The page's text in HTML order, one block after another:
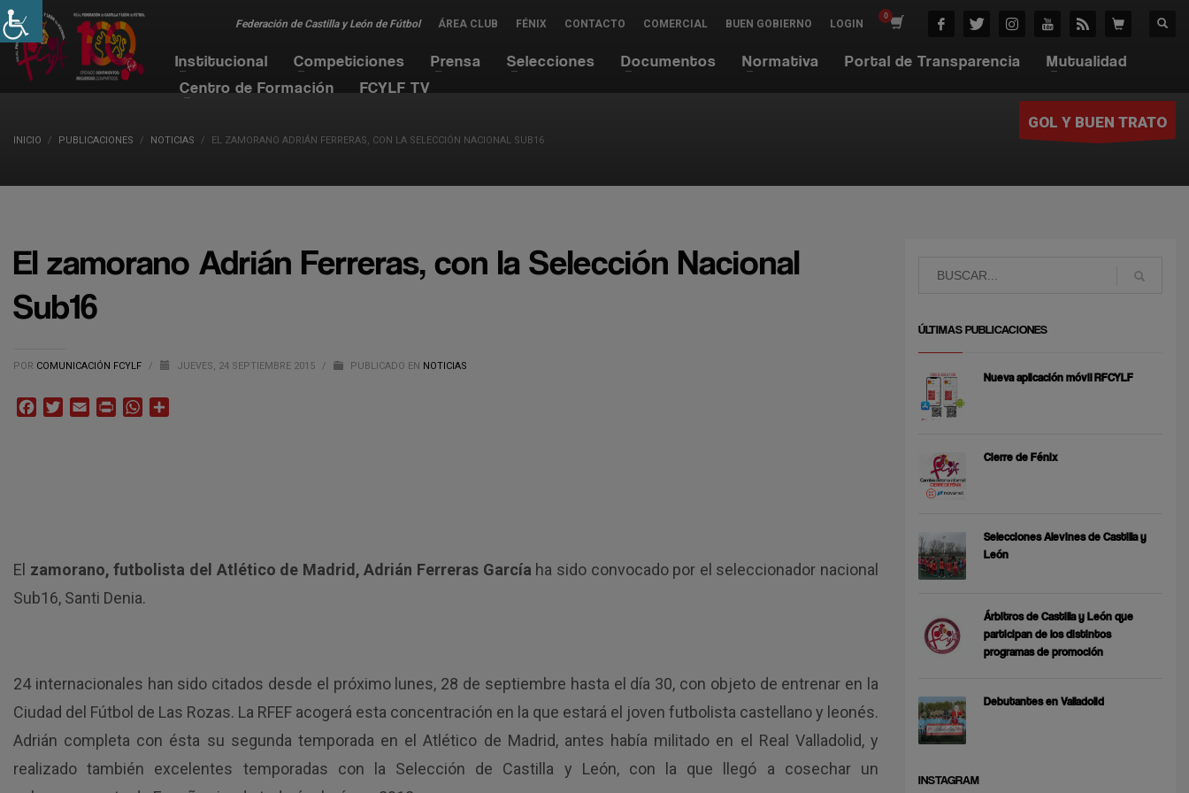
Federación de Castilla y León de Fútbol ÁREA CLUB FÉNIX CONTACTO COMERCIAL BUEN GOBIERNO LOGIN
Institucional Competiciones Prensa Selecciones Documentos Normativa Portal de Transparencia
Mutualidad
Centro de Formación
FCYLF TV
GOL Y BUEN TRATO
INICIO PUBLICACIONES NOTICIAS EL ZAMORANO ADRIÁN FERRERAS, CON LA SELECCIÓN NACIONAL SUB16
El zamorano Adrián Ferreras, con la Selección Nacional
Sub16
POR COMUNICACIÓN FCYLF / JUEVES, 24 SEPTIEMBRE 2015 / PUBLICADO EN NOTICIAS
FacebookTwitterEmail Print WhatsApp
El zamorano, futbolista del Atlético de Madrid, Adrián Ferreras García ha sido convocado por el seleccionador nacional
Sub16, Santi Denia.
24 internacionales han sido citados desde el próximo lunes, 28 de septiembre hasta el día 30, con objeto de entrenar en la
Ciudad del Fútbol de Las Rozas. La RFEF acogerá esta concentración en la que estará el joven futbolista castellano y leonés.
Adrián completa con ésta su segunda temporada en el Atlético de Madrid, antes había militado en el Real Valladolid, y
realizado también excelentes temporadas con la Selección de Castilla y León, con la que llegó a cosechar un
ÚLTIMAS PUBLICACIONES
Nueva aplicación móvil RFCYLF
Cierre de Fénix
Selecciones Alevines de Castilla y
León
Árbitros de Castilla y León que
participan de los distintos
programas de promoción
Debutantes en Valladolid
INSTAGRAM